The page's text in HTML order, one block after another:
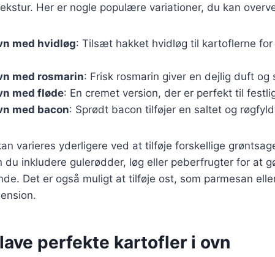
Her er nogle populære variationer, du kan
med hvidløg: Tilsæt hakket hvidløg til kartoflerne for
med rosmarin: Frisk rosmarin giver en dejlig duft og
med fløde: En cremet version, der er perfekt til
med bacon: Sprødt bacon tilføjer en saltet og
varieres yderligere ved at tilføje forskellige
du inkludere gulerødder, løg eller peberfrugter for at
Det er også muligt at tilføje ost, som parmesan
perfekte kartofler i ovn